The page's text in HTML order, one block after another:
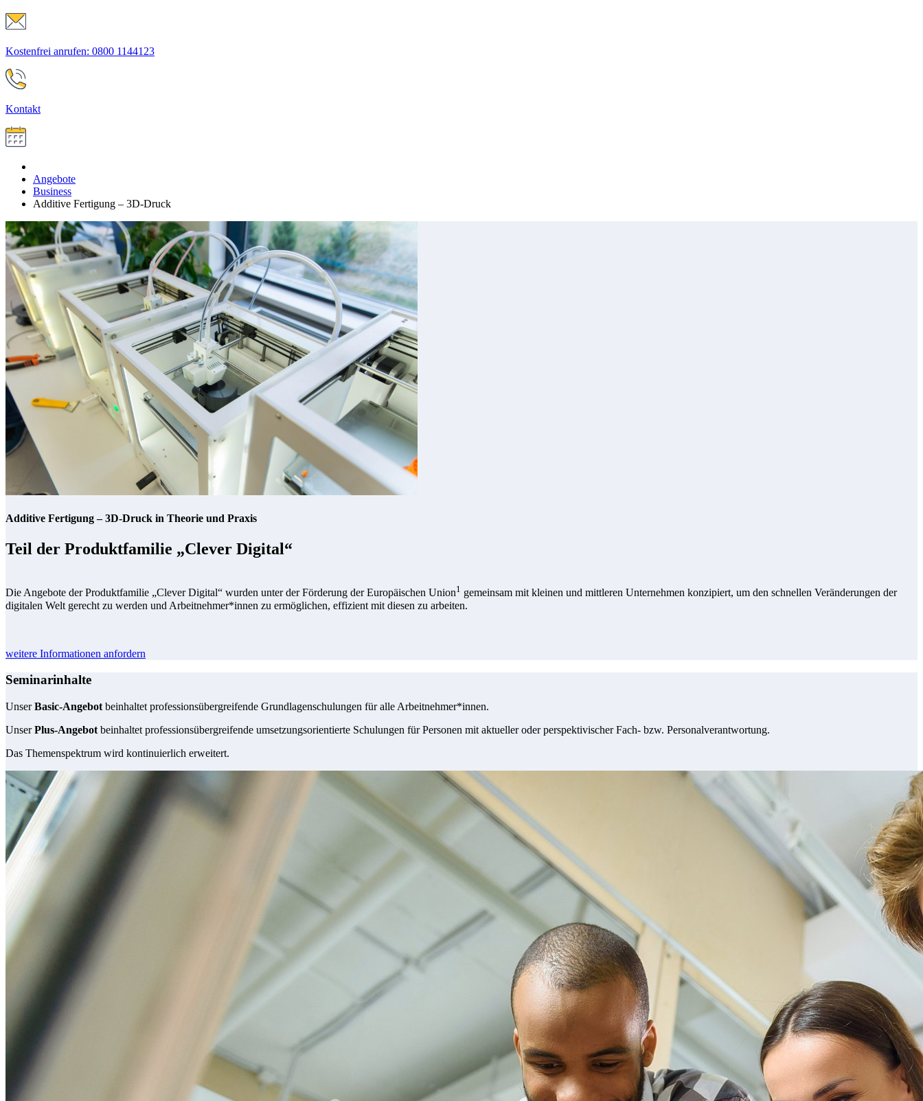
Kostenfrei anrufen: 0800 1144123
Kontakt
Angebote
Business
Additive Fertigung – 3D-Druck
Additive Fertigung – 3D-Druck in Theorie und Praxis
Teil der Produktfamilie „Clever Digital“
Die Angebote der Produktfamilie „Clever Digital“ wurden unter der Förderung der Europäischen Union1 gemeinsam mit kleinen und mittleren Unternehmen konzipiert, um den schnellen Veränderungen der
digitalen Welt gerecht zu werden und Arbeitnehmer*innen zu ermöglichen, effizient mit diesen zu arbeiten.
weitere Informationen anfordern
Seminarinhalte
UnserBasic-Angebot beinhaltet professionsübergreifende Grundlagenschulungen für alle Arbeitnehmer*innen.
UnserPlus-Angebot beinhaltet professionsübergreifende umsetzungsorientierte Schulungen für Personen mit aktueller oder perspektivischer Fach- bzw. Personalverantwortung.
Das Themenspektrum wird kontinuierlich erweitert.